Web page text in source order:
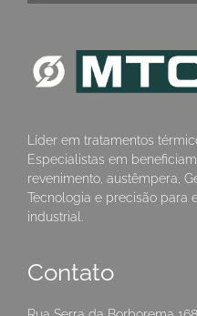
Líder em tratamentos
Especialistas em
revenimento, austêmpera,
Tecnologia e precisão para
industrial.
Contato